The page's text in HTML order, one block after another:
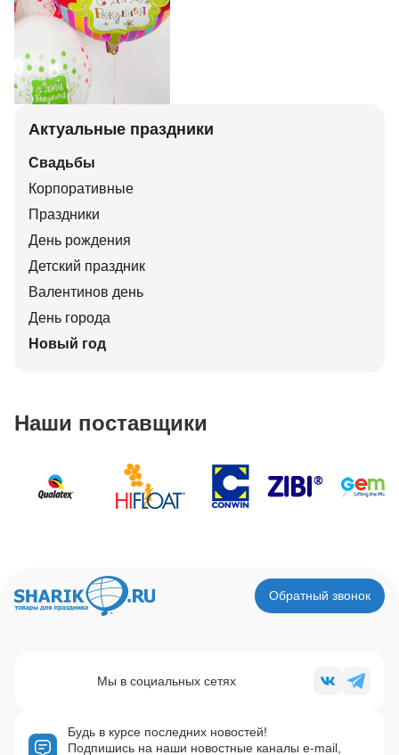
Актуальные праздники
Свадьбы
Корпоративные
Праздники
День рождения
Детский праздник
Валентинов день
День города
Новый год
Наши поставщики
Обратный звонок
Будь в курсе последних новостей!
Подпишись на наши новостные каналы e-mail,
Мы в социальных сетях